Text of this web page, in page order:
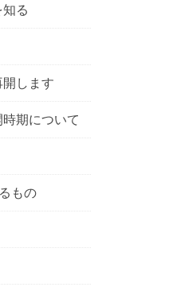
る
します
期について
もの